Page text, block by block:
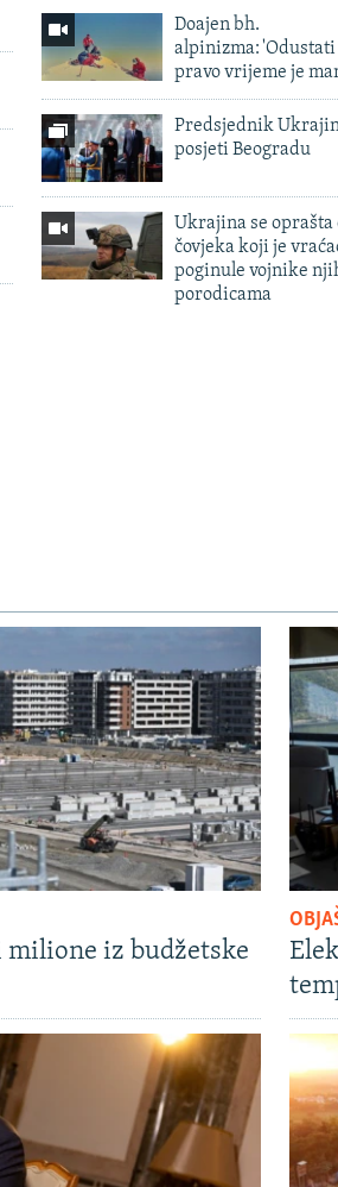
Doajen bh.
alpinizma: 'Odustati
pravo vrijeme je
Predsjednik
posjeti Beogradu
Ukrajina se oprašta
čovjeka koji je
poginule vojnike
porodicama
milione iz budžetske